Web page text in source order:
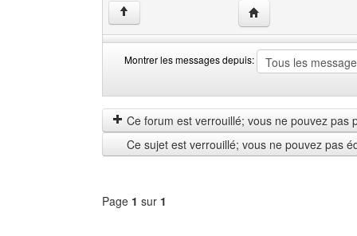
↑ Visiter le site web
Montrer les messages depuis:
les
messages
depuis
by
Ce forum est verrouillé; vous ne pouvez pas
Ce sujet est verrouillé; vous ne pouvez pas
Page 1 sur 1